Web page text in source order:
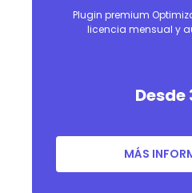
Plugin premium
licencia mensual y
Desde
MÁS